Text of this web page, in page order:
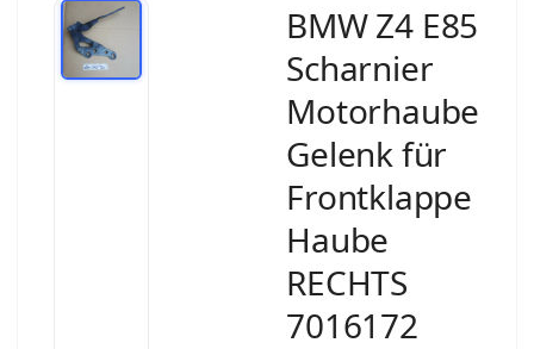
BMW Z4 E85
Scharnier
Motorhaube
Gelenk für
Frontklappe
Haube
RECHTS
7016172